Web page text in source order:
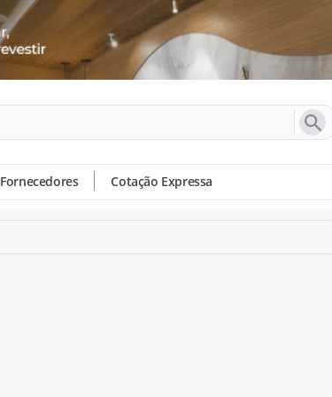
Fornecedores Cotação Expressa